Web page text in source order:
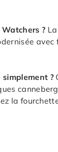
?
simplement ?
la